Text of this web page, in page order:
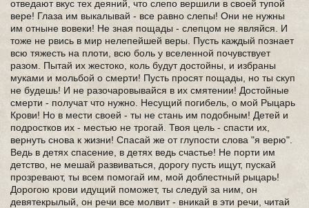
отведают вкус тех деяний, что слепо вершили в своей тупой
вере! Глаза им выкалывай - все равно слепы! Они не нужны
им отныне вовеки! Не зная пощады - слепцом не являйся. И
тоже не рвись в мир нелепейшей веры. Пусть каждый познает
всю тяжесть на плоти, всю боль у вселенной почувствует
разом. Пытай их жестоко, коль будут достойны, и избраны
муками и мольбой о смерти! Пусть просят пощады, но ты скуп
не будешь! И не разочаровывайся в их смятении! Достойные
смерти - получат что нужно. Несущий погибель, о мой Рыцарь
Крови! Но в мести своей - ты не стань им подобным! Детей и
подростков их - местью не трогай. Твоя цель - спасти их,
вернуть снова к жизни! Спасай же от глупости слова "я верю".
Ведь в детях спасение, в детях ведь счастье! Не порти им
детство, не мешай развиваться, дорогу пусть ищут, пускай
прозревают, ты всем помогай им, мой доблестный рыцарь!
Дорогою крови идущий поможет, ты следуй за ним, он
девятекрылый, он речи все молвит - вникай в эти речи, читай